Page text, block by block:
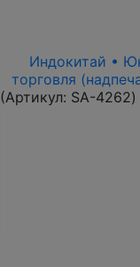
Индокитай •
торговля
(Артикул: SA-4262)